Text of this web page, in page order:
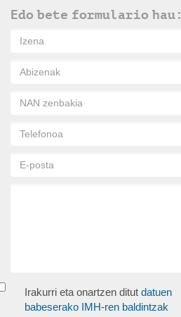
Edo bete formulario hau:
Irakurri eta onartzen ditut datuen
babeserako IMH-ren baldintzak